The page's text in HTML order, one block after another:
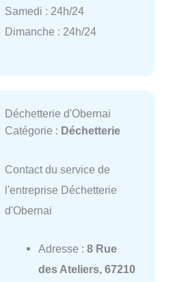
Samedi : 24h/24
Dimanche : 24h/24
Déchetterie d'Obernai
Catégorie : Déchetterie
Contact du service de
l'entreprise Déchetterie
d'Obernai
Adresse : 8 Rue
des Ateliers, 67210